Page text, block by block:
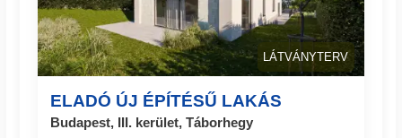
LÁTVÁNYTERV
ELADÓ ÚJ ÉPÍTÉSŰ LAKÁS
Budapest, III. kerület, Táborhegy